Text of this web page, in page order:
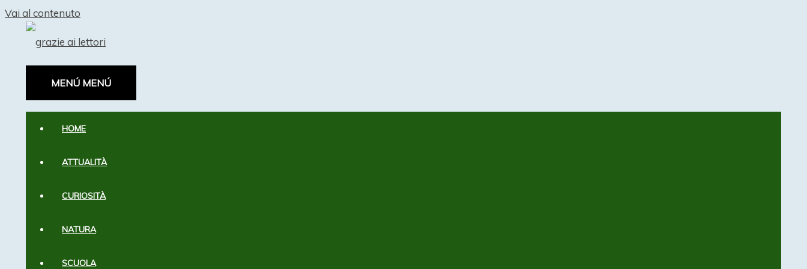
Vai al contenuto
MENÚ MENÚ
HOME
ATTUALITÀ
CURIOSITÀ
NATURA
SCUOLA